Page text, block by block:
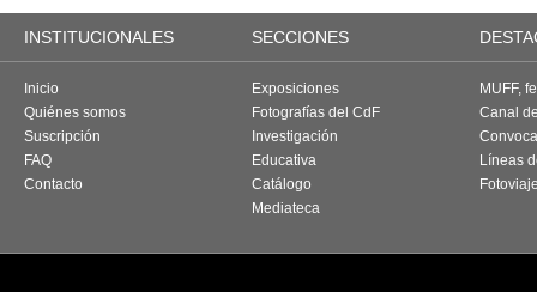
INSTITUCIONALES SECCIONES
Inicio
Quiénes somos
Suscripción
FAQ
Contacto
Exposiciones
Fotografías del CdF
Investigación
Educativa
Catálogo
Mediateca
MUFF,
Canal
Líneas